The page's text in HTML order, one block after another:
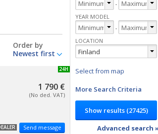
Order by
NEW 24H
1 790 €
(No ded. VAT)
Send message
-
YEAR MODEL
-
LOCATION
Select from map
More Search Criteria
Advanced search »